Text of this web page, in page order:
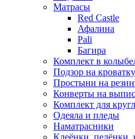
Матрасы
Red Castle
Афалина
Pali
Багира
Комплект в
Подзор на
Простыни на
Конверты на
Комплект для
Одеяла и пледы
Наматрасники
Клеёнки, пелёнки,